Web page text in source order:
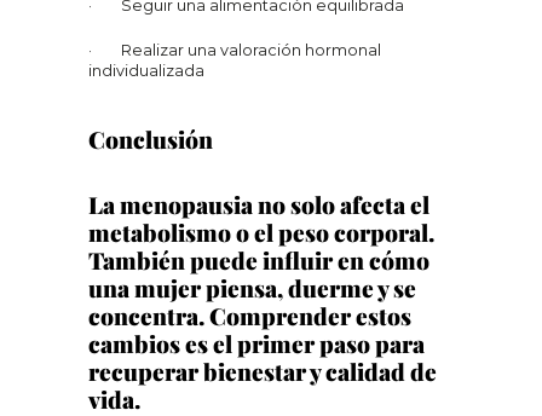
·        Seguir una alimentación equilibrada
·        Realizar una valoración hormonal
individualizada
Conclusión
La menopausia no solo afecta el
metabolismo o el peso corporal.
También puede influir en cómo
una mujer piensa, duerme y se
concentra. Comprender estos
cambios es el primer paso para
recuperar bienestar y calidad de
vida.